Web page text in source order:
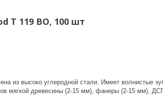
T 119 BO, 100 шт
из высоко углеродной стали. Имеет волнистые
мягкой древесины (2-15 мм), фанеры (2-15 мм),